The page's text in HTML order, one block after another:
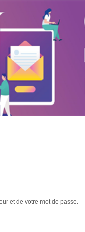
et de votre mot de passe.